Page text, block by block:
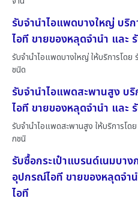
รับจำนำไอแพดบางใหญ่ บริ
ไอที ขายของหลุดจำนำ และ
รับจำนำไอแพดบางใหญ่ ให้บริการโดย
ชนิด
รับจำนำไอแพดสะพานสูง บ
ไอที ขายของหลุดจำนำ และ
รับจำนำไอแพดสะพานสูง ให้บริการโด
กชนิ
รับซื้อกระเป๋าแบรนด์เนมบา
อุปกรณ์ไอที ขายของหลุดจำ
ไอที